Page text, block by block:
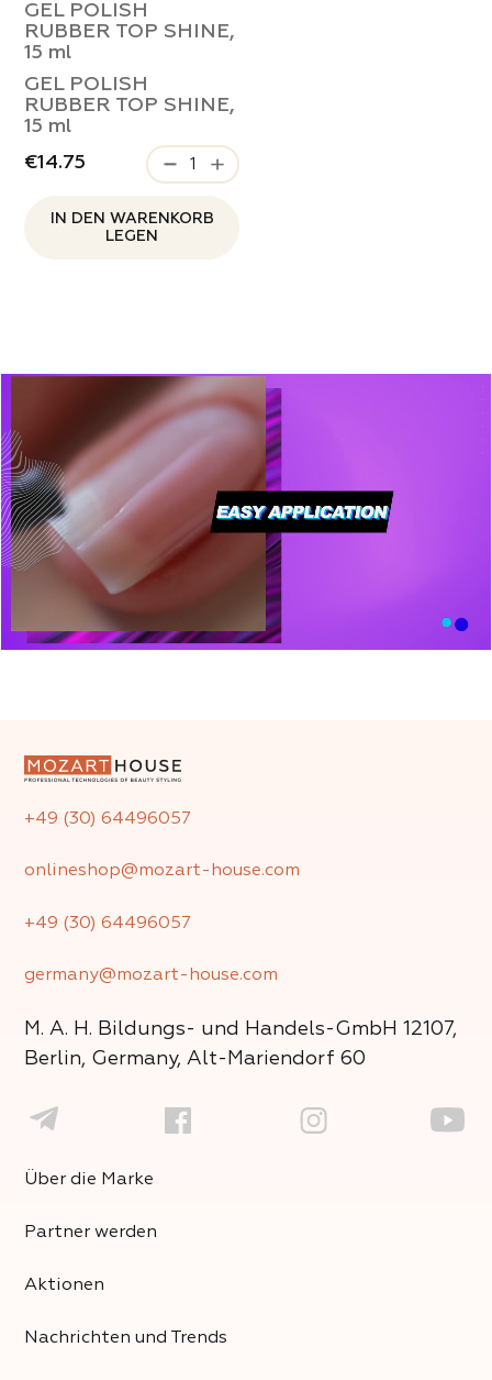
GEL POLISH
RUBBER TOP SHINE,
15 ml
€14.75
IN DEN WARENKORB
LEGEN
GEL POLISH
RUBBER TOP SHINE,
15 ml
+49 (30) 64496057
onlineshop@mozart-house.com
M. A. H. Bildungs- und Handels-GmbH 12107,
Berlin, Germany, Alt-Mariendorf 60
+49 (30) 64496057
germany@mozart-house.com
Über die Marke
Partner werden
Aktionen
Nachrichten und Trends